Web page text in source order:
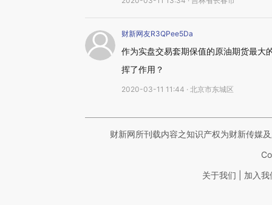
财新网友R3QPee5Da
作为实盘交易套期保值的原油期货最大
挥了作用？
2020-03-11 11:44 · 北京市东城区
财新网所刊载内容之知识产权为财新传媒
关于我们 加入我